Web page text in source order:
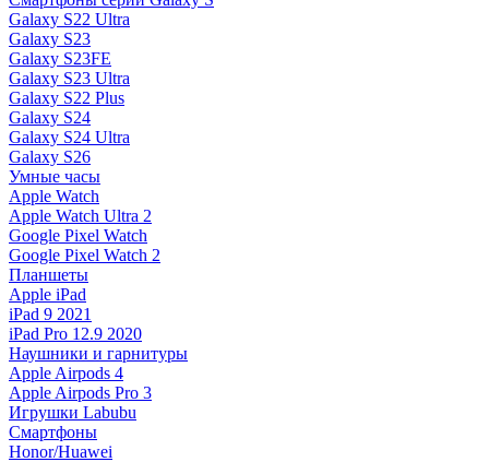
Galaxy S22 Ultra
Galaxy S23
Galaxy S23FE
Galaxy S23 Ultra
Galaxy S22 Plus
Galaxy S24
Galaxy S24 Ultra
Galaxy S26
Умные часы
Apple Watch
Apple Watch Ultra 2
Google Pixel Watch
Google Pixel Watch 2
Планшеты
Apple iPad
iPad 9 2021
iPad Pro 12.9 2020
Наушники и гарнитуры
Apple Airpods 4
Apple Airpods Pro 3
Игрушки Labubu
Смартфоны
Honor/Huawei